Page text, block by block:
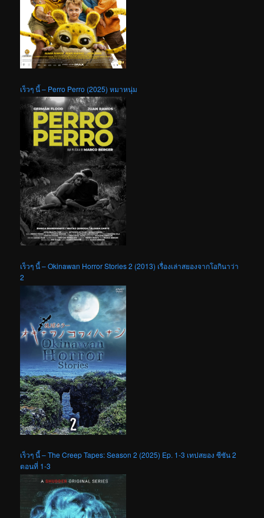
เร็วๆ นี้ – Perro Perro (2025) หมาหนุ่ม
เร็วๆ นี้ – Okinawan Horror Stories 2 (2013) เรื่องเล่าสยองจากโอกินาว่า
2
เร็วๆ นี้ – The Creep Tapes: Season 2 (2025) Ep. 1-3 เทปสยอง ซีซัน 2
ตอนที่ 1-3